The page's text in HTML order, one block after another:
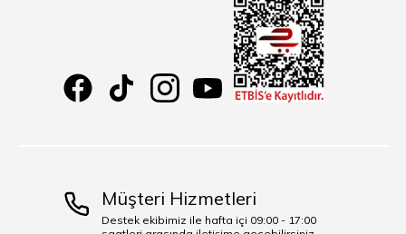
Müşteri Hizmetleri
Destek ekibimiz ile hafta içi 09:00 - 17:00